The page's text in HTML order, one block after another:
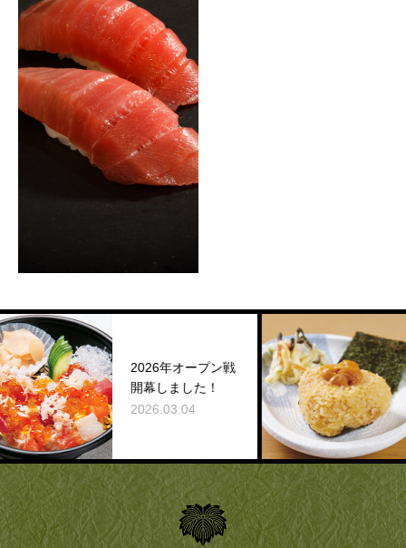
2026年オープン戦
開幕しました！
2026.03.04